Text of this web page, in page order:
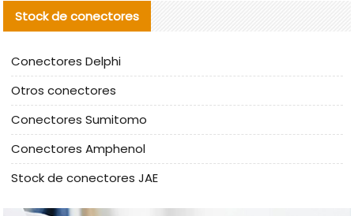
Stock de conectores
Conectores Delphi
Otros conectores
Conectores Sumitomo
Conectores Amphenol
Stock de conectores JAE